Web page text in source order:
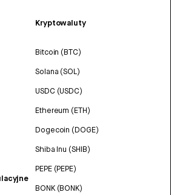
Kryptowaluty
Bitcoin (BTC)
Solana (SOL)
USDC (USDC)
Ethereum (ETH)
Dogecoin (DOGE)
Shiba Inu (SHIB)
PEPE (PEPE)
BONK (BONK)